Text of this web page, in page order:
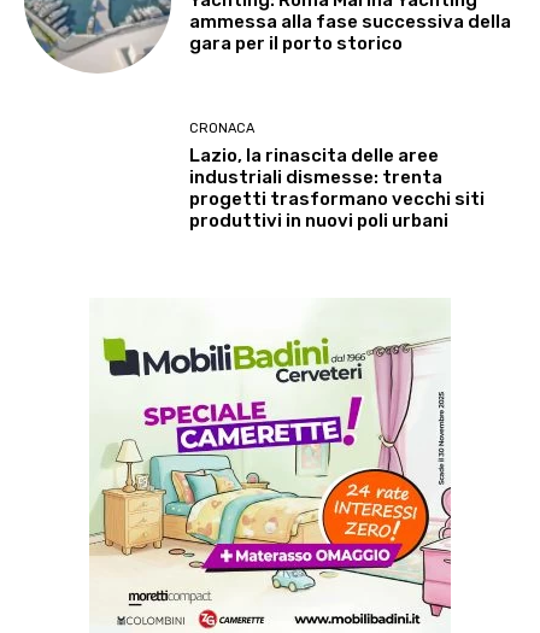
ammessa alla fase successiva della
gara per il porto storico
CRONACA
Lazio, la rinascita delle aree
industriali dismesse: trenta
progetti trasformano vecchi siti
produttivi in nuovi poli urbani